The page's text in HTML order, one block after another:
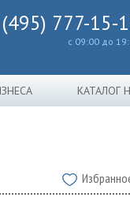
777-15-
с 09:00 до
КАТАЛОГ